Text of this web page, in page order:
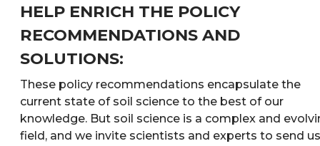
HELP ENRICH THE POLICY
RECOMMENDATIONS AND
SOLUTIONS:
These policy recommendations encapsulate the
current state of soil science to the best of our
knowledge. But soil science is a complex and
field, and we invite scientists and experts to send us